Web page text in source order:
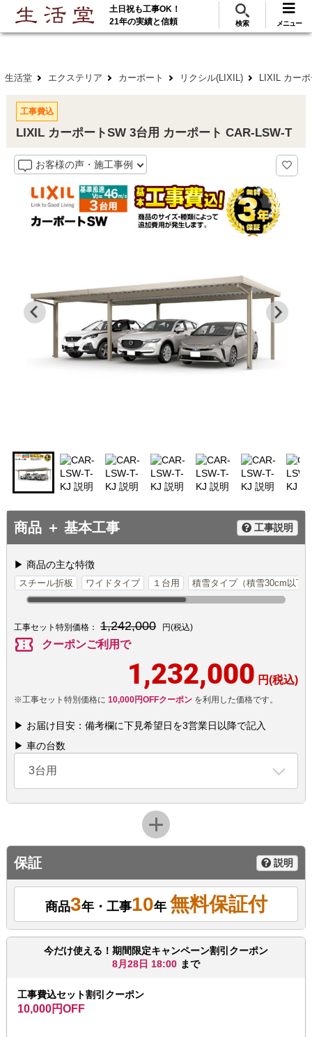
ご利用 288万･工事実績117万件! 無料見積
土日祝も工事OK！
21年の実績と信頼
検索 メニュー
生活堂 エクステリア カーポート リクシル(LIXIL) LIXIL カー
工事費込
LIXIL カーポートSW 3台用 カーポート CAR-LSW-T
お客様の声・施工事例
耐風圧
対応
商品 ＋ 基本工事 工事説明
▶ 商品の主な特徴
スチール折板 ワイドタイプ １台用 積雪タイプ（積雪30cm以下
工事セット特別価格： 1,242,000 円(税込)
confirmation_number クーポンご利用で
1,232,000 円(税込)
※工事セット特別価格に 10,000円OFFクーポンを利用した価格です。
▶ お届け目安：備考欄に下見希望日を3営業日以降で記入
▶ 車の台数
3台用
保証 説明
商品3年・工事10年 無料保証付
今だけ使える！期間限定キャンペーン割引クーポン
8月28日 18:00 まで
工事費込セット割引クーポン
10,000円OFF